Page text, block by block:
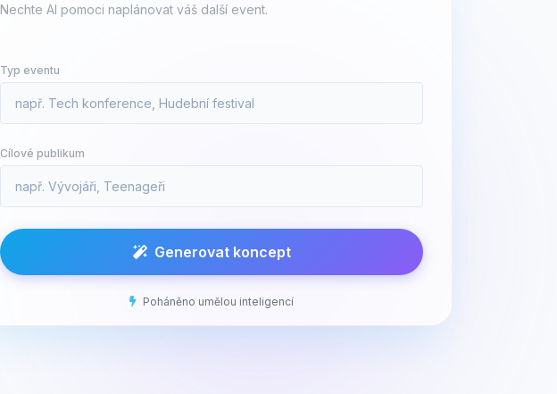
Nechte AI pomoci naplánovat váš další event.
Typ eventu
Cílové publikum
Generovat koncept
Poháněno umělou inteligencí